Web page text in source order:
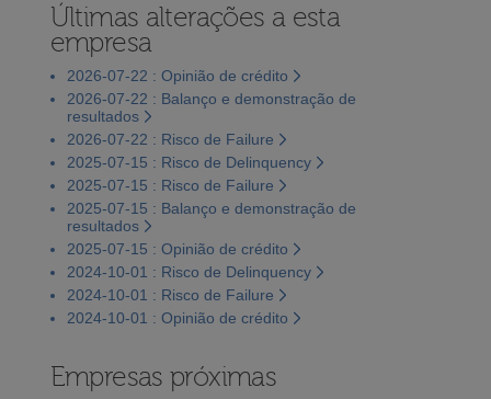
Últimas alterações a esta
empresa
2026-07-22 : Opinião de crédito
2026-07-22 : Balanço e demonstração de
resultados
2026-07-22 : Risco de Failure
2025-07-15 : Risco de Delinquency
2025-07-15 : Risco de Failure
2025-07-15 : Balanço e demonstração de
resultados
2025-07-15 : Opinião de crédito
2024-10-01 : Risco de Delinquency
2024-10-01 : Risco de Failure
2024-10-01 : Opinião de crédito
Empresas próximas